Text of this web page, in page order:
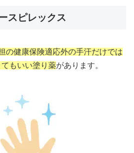
スピレックス
の健康保険適応外の手汗だけでは
もいい塗り薬があります。